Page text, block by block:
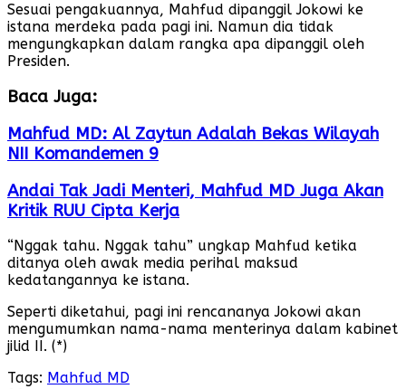
Sesuai pengakuannya, Mahfud dipanggil Jokowi ke
istana merdeka pada pagi ini. Namun dia tidak
mengungkapkan dalam rangka apa dipanggil oleh
Presiden.
Baca Juga:
Mahfud MD: Al Zaytun Adalah Bekas Wilayah
NII Komandemen 9
Andai Tak Jadi Menteri, Mahfud MD Juga Akan
Kritik RUU Cipta Kerja
“Nggak tahu. Nggak tahu” ungkap Mahfud ketika
ditanya oleh awak media perihal maksud
kedatangannya ke istana.
Seperti diketahui, pagi ini rencananya Jokowi akan
mengumumkan nama-nama menterinya dalam kabinet
jilid II. (*)
Tags: Mahfud MD